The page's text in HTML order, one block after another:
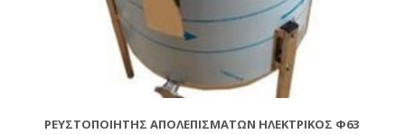
ΡΕΥΣΤΟΠΟΙΗΤΉΣ ΑΠΟΛΕΠΙΣΜΆΤΩΝ ΗΛΕΚΤΡΙΚΌΣ Φ63